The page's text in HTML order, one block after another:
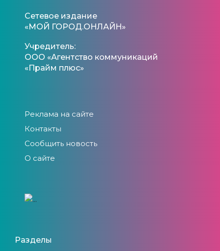
Сетевое издание
«МОЙ ГОРОД.ОНЛАЙН»
Учредитель:
ООО «Агентство коммуникаций
«Прайм плюс»
Реклама на сайте
Контакты
Сообщить новость
О сайте
Разделы